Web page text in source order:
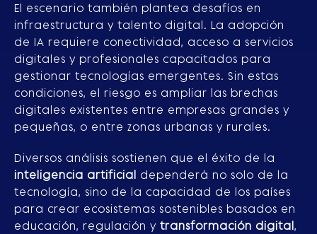
El escenario también plantea desafíos en
infraestructura y talento digital. La adopción
de IA requiere conectividad, acceso a servicios
digitales y profesionales capacitados para
gestionar tecnologías emergentes. Sin estas
condiciones, el riesgo es ampliar las brechas
digitales existentes entre empresas grandes y
pequeñas, o entre zonas urbanas y rurales.
Diversos análisis sostienen que el éxito de la
inteligencia artificial dependerá no solo de la
tecnología, sino de la capacidad de los países
para crear ecosistemas sostenibles basados en
educación, regulación y transformación digital,